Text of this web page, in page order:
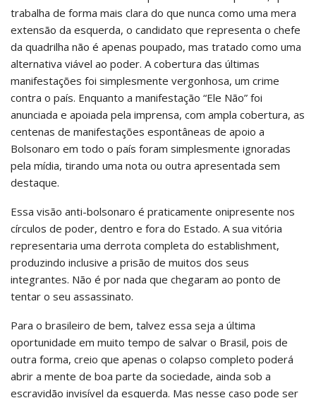
trabalha de forma mais clara do que nunca como uma mera
extensão da esquerda, o candidato que representa o chefe
da quadrilha não é apenas poupado, mas tratado como uma
alternativa viável ao poder. A cobertura das últimas
manifestações foi simplesmente vergonhosa, um crime
contra o país. Enquanto a manifestação “Ele Não” foi
anunciada e apoiada pela imprensa, com ampla cobertura, as
centenas de manifestações espontâneas de apoio a
Bolsonaro em todo o país foram simplesmente ignoradas
pela mídia, tirando uma nota ou outra apresentada sem
destaque.
Essa visão anti-bolsonaro é praticamente onipresente nos
círculos de poder, dentro e fora do Estado. A sua vitória
representaria uma derrota completa do establishment,
produzindo inclusive a prisão de muitos dos seus
integrantes. Não é por nada que chegaram ao ponto de
tentar o seu assassinato.
Para o brasileiro de bem, talvez essa seja a última
oportunidade em muito tempo de salvar o Brasil, pois de
outra forma, creio que apenas o colapso completo poderá
abrir a mente de boa parte da sociedade, ainda sob a
escravidão invisível da esquerda. Mas nesse caso pode ser